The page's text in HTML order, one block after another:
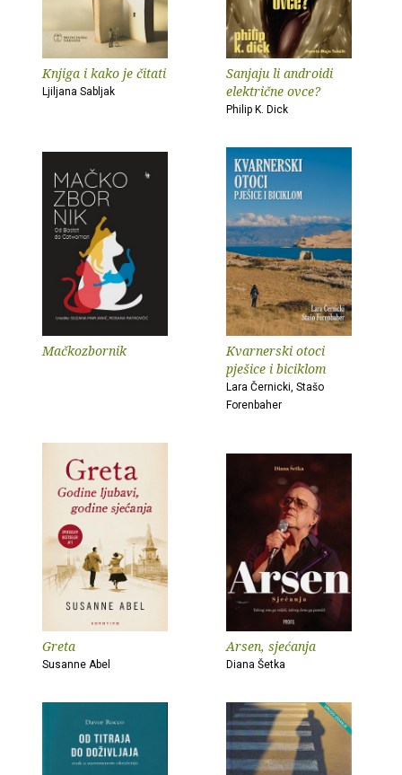
Knjiga i kako je čitati
Ljiljana Sabljak
Sanjaju li androidi
električne ovce?
Philip K. Dick
Mačkozbornik
Kvarnerski otoci
pješice i biciklom
Lara Černicki, Stašo
Forenbaher
Greta
Susanne Abel
Arsen, sjećanja
Diana Šetka